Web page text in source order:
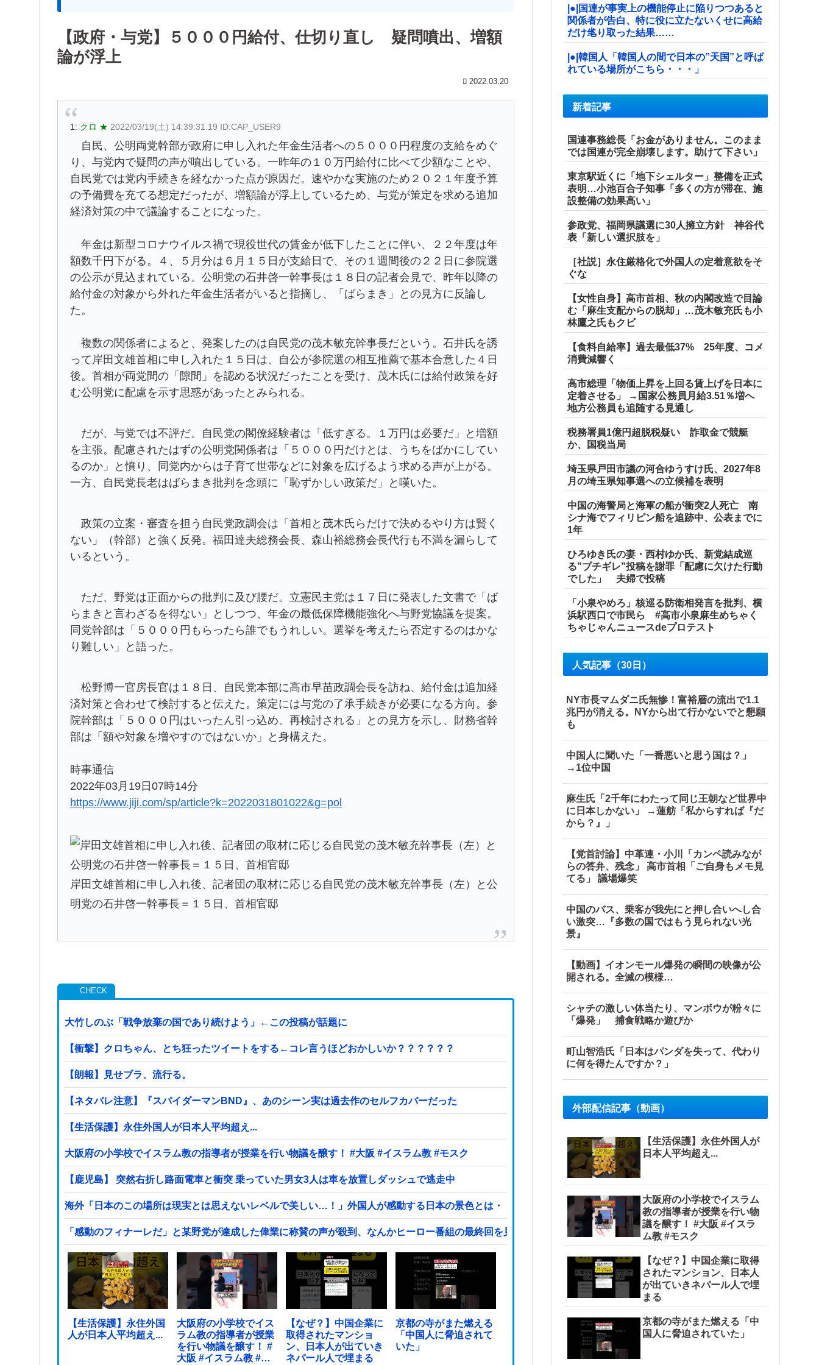
【政府・与党】５０００円給付、仕切り直し 疑問噴出、増額
論が浮上
2022.03.20
1: クロ ★ 2022/03/19(土) 14:39:31.19 ID:CAP_USER9
自民、公明両党幹部が政府に申し入れた年金生活者への５０００円程度の支給をめぐ
り、与党内で疑問の声が噴出している。一昨年の１０万円給付に比べて少額なことや、
自民党では党内手続きを経なかった点が原因だ。速やかな実施のため２０２１年度予算
の予備費を充てる想定だったが、増額論が浮上しているため、与党が策定を求める追加
経済対策の中で議論することになった。
年金は新型コロナウイルス禍で現役世代の賃金が低下したことに伴い、２２年度は年
額数千円下がる。４、５月分は６月１５日が支給日で、その１週間後の２２日に参院選
の公示が見込まれている。公明党の石井啓一幹事長は１８日の記者会見で、昨年以降の
給付金の対象から外れた年金生活者がいると指摘し、「ばらまき」との見方に反論し
た。
複数の関係者によると、発案したのは自民党の茂木敏充幹事長だという。石井氏を誘
って岸田文雄首相に申し入れた１５日は、自公が参院選の相互推薦で基本合意した４日
後。首相が両党間の「隙間」を認める状況だったことを受け、茂木氏には給付政策を好
む公明党に配慮を示す思惑があったとみられる。
だが、与党では不評だ。自民党の閣僚経験者は「低すぎる。１万円は必要だ」と増額
を主張。配慮されたはずの公明党関係者は「５０００円だけとは、うちをばかにしてい
るのか」と憤り、同党内からは子育て世帯などに対象を広げるよう求める声が上がる。
一方、自民党長老はばらまき批判を念頭に「恥ずかしい政策だ」と嘆いた。
政策の立案・審査を担う自民党政調会は「首相と茂木氏らだけで決めるやり方は賢く
ない」（幹部）と強く反発。福田達夫総務会長、森山裕総務会長代行も不満を漏らして
いるという。
ただ、野党は正面からの批判に及び腰だ。立憲民主党は１７日に発表した文書で「ば
らまきと言わざるを得ない」としつつ、年金の最低保障機能強化へ与野党協議を提案。
同党幹部は「５０００円もらったら誰でもうれしい。選挙を考えたら否定するのはかな
り難しい」と語った。
松野博一官房長官は１８日、自民党本部に高市早苗政調会長を訪ね、給付金は追加経
済対策と合わせて検討すると伝えた。策定には与党の了承手続きが必要になる方向。参
院幹部は「５０００円はいったん引っ込め、再検討される」との見方を示し、財務省幹
部は「額や対象を増やすのではないか」と身構えた。
時事通信
2022年03月19日07時14分
https://www.jiji.com/sp/article?k=2022031801022&g=pol
岸田文雄首相に申し入れ後、記者団の取材に応じる自民党の茂木敏充幹事長（左）と公
明党の石井啓一幹事長＝１５日、首相官邸
大竹しのぶ「戦争放棄の国であり続けよう」←この投稿が話題に
【衝撃】クロちゃん、とち狂ったツイートをする←コレ言うほどおかしいか？？？？？？
【朗報】見せブラ、流行る。
【ネタバレ注意】『スパイダーマンBND』、あのシーン実は過去作のセルフカバーだった
【生活保護】永住外国人が日本人平均超え...
大阪府の小学校でイスラム教の指導者が授業を行い物議を醸す！ #大阪 #イスラム教 #モスク
【鹿児島】 突然右折し路面電車と衝突 乗っていた男女3人は車を放置しダッシュで逃走中
海外「日本のこの場所は現実とは思えないレベルで美しい…！」外国人が感動する日本の景色とは・・・？【海外の反応】
「感動のフィナーレだ」と某野党が達成した偉業に称賛の声が殺到、なんかヒーロー番組の最終回を見ているような気分に……他
【生活保護】永住外国
人が日本人平均超え...
大阪府の小学校でイス
ラム教の指導者が授業
を行い物議を醸す！ #
大阪 #イスラム教 #モ
【なぜ？】中国企業に
取得されたマンショ
ン、日本人が出ていき
ネパール人で埋まる
京都の寺がまた燃える
「中国人に脅迫されて
いた」
|●|国連が事実上の機能停止に陥りつつあると
関係者が告白、特に役に立たないくせに高給
だけ毟り取った結果……
|●|韓国人「韓国人の間で日本の”天国”と呼ば
れている場所がこちら・・・」
新着記事
国連事務総長「お金がありません。このまま
では国連が完全崩壊します。助けて下さい」
東京駅近くに「地下シェルター」整備を正式
表明…小池百合子知事「多くの方が滞在、施
設整備の効果高い」
参政党、福岡県議選に30人擁立方針 神谷代
表「新しい選択肢を」
［社説］永住厳格化で外国人の定着意欲をそ
ぐな
【女性自身】高市首相、秋の内閣改造で目論
む「麻生支配からの脱却」…茂木敏充氏も小
林鷹之氏もクビ
【食料自給率】過去最低37% 25年度、コメ
消費減響く
高市総理「物価上昇を上回る賃上げを日本に
定着させる」 →国家公務員月給3.51％増へ
地方公務員も追随する見通し
税務署員1億円超脱税疑い 詐取金で競艇
か、国税当局
埼玉県戸田市議の河合ゆうすけ氏、2027年8
月の埼玉県知事選への立候補を表明
中国の海警局と海軍の船が衝突2人死亡 南
シナ海でフィリピン船を追跡中、公表までに
1年
ひろゆき氏の妻・西村ゆか氏、新党結成巡
る”ブチギレ”投稿を謝罪「配慮に欠けた行動
でした」 夫婦で投稿
「小泉やめろ」核巡る防衛相発言を批判、横
浜駅西口で市民ら #高市小泉麻生めちゃく
ちゃじゃんニュースdeプロテスト
人気記事（30日）
NY市長マムダニ氏無惨！富裕層の流出で1.1
兆円が消える。NYから出て行かないでと懇願
も
中国人に聞いた「一番悪いと思う国は？」
→1位中国
麻生氏「2千年にわたって同じ王朝など世界中
に日本しかない」 →蓮舫「私からすれば『だ
から？』」
【党首討論】中革連・小川「カンペ読みなが
らの答弁、残念」 高市首相「ご自身もメモ見
てる」 議場爆笑
中国のバス、乗客が我先にと押し合いへし合
い激突…『多数の国ではもう見られない光
景』
【動画】イオンモール爆発の瞬間の映像が公
開される。全滅の模様…
シャチの激しい体当たり、マンボウが粉々に
「爆発」 捕食戦略か遊びか
町山智浩氏「日本はパンダを失って、代わり
に何を得たんですか？」
外部配信記事（動画）
【生活保護】永住外国人が
日本人平均超え...
大阪府の小学校でイスラム
教の指導者が授業を行い物
議を醸す！ #大阪 #イスラ
ム教 #モスク
【なぜ？】中国企業に取得
されたマンション、日本人
が出ていきネパール人で埋
まる
京都の寺がまた燃える「中
国人に脅迫されていた」